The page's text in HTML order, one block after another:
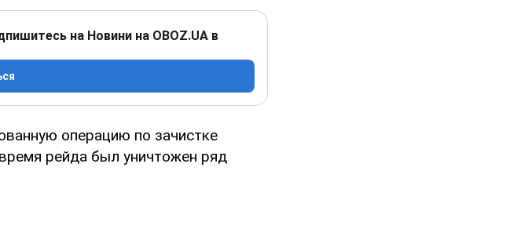
на Новини на OBOZ.UA в
операцию по зачистке
рейда был уничтожен ряд